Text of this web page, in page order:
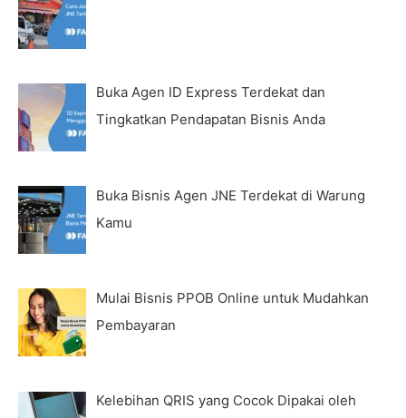
Buka Agen ID Express Terdekat dan
Tingkatkan Pendapatan Bisnis Anda
Buka Bisnis Agen JNE Terdekat di Warung
Kamu
Mulai Bisnis PPOB Online untuk Mudahkan
Pembayaran
Kelebihan QRIS yang Cocok Dipakai oleh